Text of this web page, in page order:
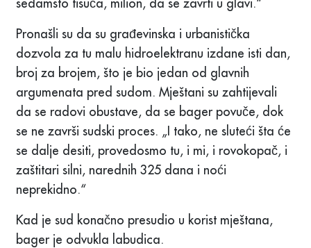
Pronašli su da su građevinska i urbanistička
dozvola za tu malu hidroelektranu izdane isti dan,
broj za brojem, što je bio jedan od glavnih
argumenata pred sudom. Mještani su zahtijevali
da se radovi obustave, da se bager povuče, dok
se ne završi sudski proces. „I tako, ne sluteći šta će
se dalje desiti, provedosmo tu, i mi, i rovokopač, i
zaštitari silni, narednih 325 dana i noći
neprekidno.“
Kad je sud konačno presudio u korist mještana,
bager je odvukla labudica.